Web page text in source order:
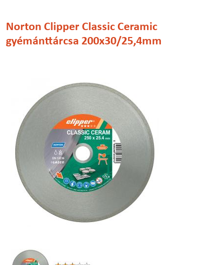
Norton Clipper Classic Ceramic
gyémánttárcsa 200x30/25,4mm